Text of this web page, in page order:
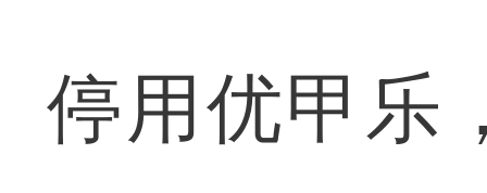
停用优甲乐